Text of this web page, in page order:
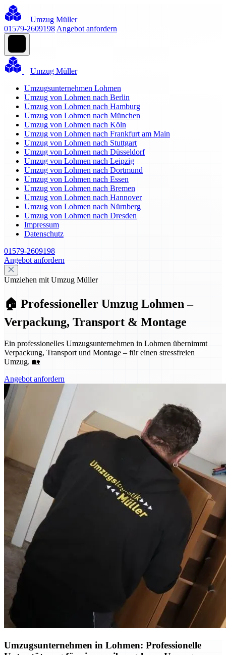
Umzug Müller
01579-2609198 Angebot anfordern
Umzug Müller
Umzugsunternehmen Lohmen
Umzug von Lohmen nach Berlin
Umzug von Lohmen nach Hamburg
Umzug von Lohmen nach München
Umzug von Lohmen nach Köln
Umzug von Lohmen nach Frankfurt am Main
Umzug von Lohmen nach Stuttgart
Umzug von Lohmen nach Düsseldorf
Umzug von Lohmen nach Leipzig
Umzug von Lohmen nach Dortmund
Umzug von Lohmen nach Essen
Umzug von Lohmen nach Bremen
Umzug von Lohmen nach Hannover
Umzug von Lohmen nach Nürnberg
Umzug von Lohmen nach Dresden
Impressum
Datenschutz
01579-2609198
Angebot anfordern
Umziehen mit Umzug Müller
🏠 Professioneller Umzug Lohmen –
Verpackung, Transport & Montage
Ein professionelles Umzugsunternehmen in Lohmen übernimmt
Verpackung, Transport und Montage – für einen stressfreien
Umzug. 🏡
Angebot anfordern
Umzugsunternehmen in Lohmen: Professionelle